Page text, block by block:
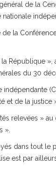
général de la
de la
République
du 30
indépendante
et de la justice
relevées »
».
dans tout le
est par